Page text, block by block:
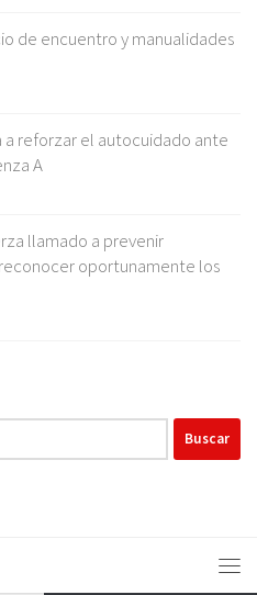
de encuentro y manualidades
reforzar el autocuidado ante
A
llamado a prevenir
oportunamente los